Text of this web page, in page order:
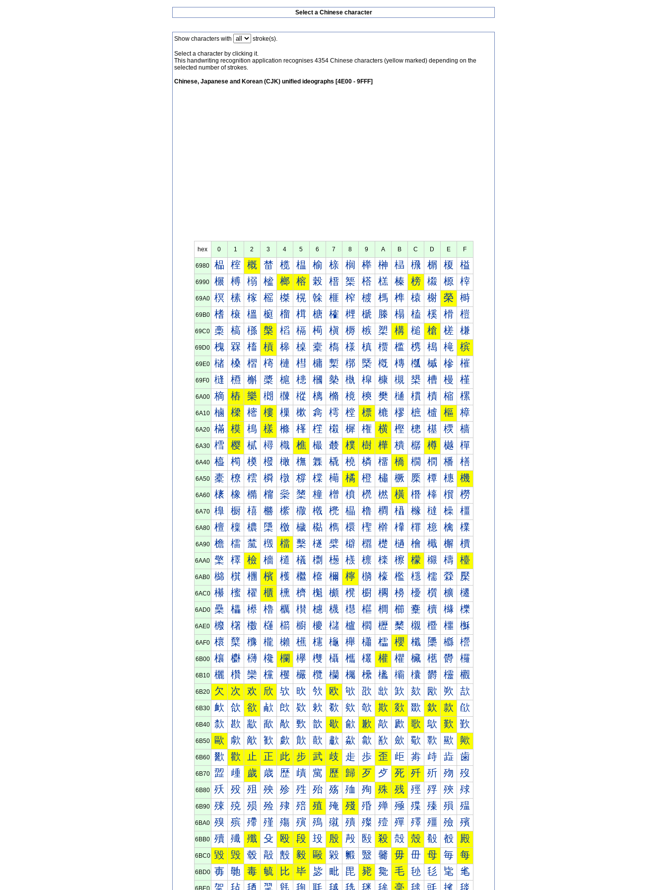
Select a Chinese character
Show characters with stroke(s).
Select a character by clicking it.
This handwriting recognition application recognises 4354 Chinese characters (yellow marked) depending on the
selected number of strokes.
Chinese, Japanese and Korean (CJK) unified ideographs [4E00 - 9FFF]
hex 0 1 2 3 4 5 6 7 8 9 A B C D E F
6980 榀 榁 概 榃 榄 榅 榆 榇 榈 榉 榊 榋 榌 榍 榎 榏
6990 榐 榑 榒 榓 榔 榕 榖 榗 榘 榙 榚 榛 榜 榝 榞 榟
69A0 榠 榡 榢 榣 榤 榥 榦 榧 榨 榩 榪 榫 榬 榭 榮 榯
69B0 榰 榱 榲 榳 榴 榵 榶 榷 榸 榹 榺 榻 榼 榽 榾 榿
69C0 槀 槁 槂 槃 槄 槅 槆 槇 槈 槉 槊 構 槌 槍 槎 槏
69D0 槐 槑 槒 槓 槔 槕 槖 槗 様 槙 槚 槛 槜 槝 槞 槟
69E0 槠 槡 槢 槣 槤 槥 槦 槧 槨 槩 槪 槫 槬 槭 槮 槯
69F0 槰 槱 槲 槳 槴 槵 槶 槷 槸 槹 槺 槻 槼 槽 槾 槿
6A00 樀 樁 樂 樃 樄 樅 樆 樇 樈 樉 樊 樋 樌 樍 樎 樏
6A10 樐 樑 樒 樓 樔 樕 樖 樗 樘 標 樚 樛 樜 樝 樞 樟
6A20 樠 模 樢 樣 樤 樥 樦 樧 樨 権 横 樫 樬 樭 樮 樯
6A30 樰 樱 樲 樳 樴 樵 樶 樷 樸 樹 樺 樻 樼 樽 樾 樿
6A40 橀 橁 橂 橃 橄 橅 橆 橇 橈 橉 橊 橋 橌 橍 橎 橏
6A50 橐 橑 橒 橓 橔 橕 橖 橗 橘 橙 橚 橛 橜 橝 橞 機
6A60 橠 橡 橢 橣 橤 橥 橦 橧 橨 橩 橪 橫 橬 橭 橮 橯
6A70 橰 橱 橲 橳 橴 橵 橶 橷 橸 橹 橺 橻 橼 橽 橾 橿
6A80 檀 檁 檂 檃 檄 檅 檆 檇 檈 檉 檊 檋 檌 檍 檎 檏
6A90 檐 檑 檒 檓 檔 檕 檖 檗 檘 檙 檚 檛 檜 檝 檞 檟
6AA0 檠 檡 檢 檣 檤 檥 檦 檧 檨 檩 檪 檫 檬 檭 檮 檯
6AB0 檰 檱 檲 檳 檴 檵 檶 檷 檸 檹 檺 檻 檼 檽 檾 檿
6AC0 櫀 櫁 櫂 櫃 櫄 櫅 櫆 櫇 櫈 櫉 櫊 櫋 櫌 櫍 櫎 櫏
6AD0 櫐 櫑 櫒 櫓 櫔 櫕 櫖 櫗 櫘 櫙 櫚 櫛 櫜 櫝 櫞 櫟
6AE0 櫠 櫡 櫢 櫣 櫤 櫥 櫦 櫧 櫨 櫩 櫪 櫫 櫬 櫭 櫮 櫯
6AF0 櫰 櫱 櫲 櫳 櫴 櫵 櫶 櫷 櫸 櫹 櫺 櫻 櫼 櫽 櫾 櫿
6B00 欀 欁 欂 欃 欄 欅 欆 欇 欈 欉 權 欋 欌 欍 欎 欏
6B10 欐 欑 欒 欓 欔 欕 欖 欗 欘 欙 欚 欛 欜 欝 欞 欟
6B20 欠 次 欢 欣 欤 欥 欦 欧 欨 欩 欪 欫 欬 欭 欮 欯
6B30 欰 欱 欲 欳 欴 欵 欶 欷 欸 欹 欺 欻 欼 欽 款 欿
6B40 歀 歁 歂 歃 歄 歅 歆 歇 歈 歉 歊 歋 歌 歍 歎 歏
6B50 歐 歑 歒 歓 歔 歕 歖 歗 歘 歙 歚 歛 歜 歝 歞 歟
6B60 歠 歡 止 正 此 步 武 歧 歨 歩 歪 歫 歬 歭 歮 歯
6B70 歰 歱 歲 歳 歴 歵 歶 歷 歸 歹 歺 死 歼 歽 歾 歿
6B80 殀 殁 殂 殃 殄 殅 殆 殇 殈 殉 殊 残 殌 殍 殎 殏
6B90 殐 殑 殒 殓 殔 殕 殖 殗 殘 殙 殚 殛 殜 殝 殞 殟
6BA0 殠 殡 殢 殣 殤 殥 殦 殧 殨 殩 殪 殫 殬 殭 殮 殯
6BB0 殰 殱 殲 殳 殴 段 殶 殷 殸 殹 殺 殻 殼 殽 殾 殿
6BC0 毀 毁 毂 毃 毄 毅 毆 毇 毈 毉 毊 毋 毌 母 毎 每
6BD0 毐 毑 毒 毓 比 毕 毖 毗 毘 毙 毚 毛 毜 毝 毞 毟
6BE0 毠 毡 毢 毣 毤 毥 毦 毧 毨 毩 毪 毫 毬 毭 毮 毯